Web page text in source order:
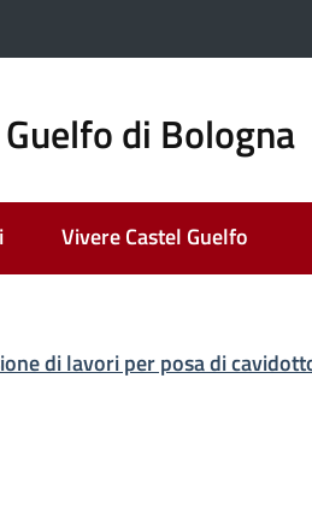
di Bologna
Vivere Castel Guelfo
di lavori per posa di